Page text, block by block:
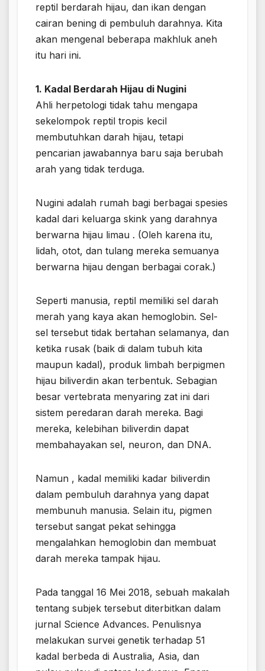
reptil berdarah hijau, dan ikan dengan
cairan bening di pembuluh darahnya. Kita
akan mengenal beberapa makhluk aneh
itu hari ini.
1. Kadal Berdarah Hijau di Nugini
Ahli herpetologi tidak tahu mengapa
sekelompok reptil tropis kecil
membutuhkan darah hijau, tetapi
pencarian jawabannya baru saja berubah
arah yang tidak terduga.
Nugini adalah rumah bagi berbagai spesies
kadal dari keluarga skink yang darahnya
berwarna hijau limau . (Oleh karena itu,
lidah, otot, dan tulang mereka semuanya
berwarna hijau dengan berbagai corak.)
Seperti manusia, reptil memiliki sel darah
merah yang kaya akan hemoglobin. Sel-
sel tersebut tidak bertahan selamanya, dan
ketika rusak (baik di dalam tubuh kita
maupun kadal), produk limbah berpigmen
hijau biliverdin akan terbentuk. Sebagian
besar vertebrata menyaring zat ini dari
sistem peredaran darah mereka. Bagi
mereka, kelebihan biliverdin dapat
membahayakan sel, neuron, dan DNA.
Namun , kadal memiliki kadar biliverdin
dalam pembuluh darahnya yang dapat
membunuh manusia. Selain itu, pigmen
tersebut sangat pekat sehingga
mengalahkan hemoglobin dan membuat
darah mereka tampak hijau.
Pada tanggal 16 Mei 2018, sebuah makalah
tentang subjek tersebut diterbitkan dalam
jurnal Science Advances. Penulisnya
melakukan survei genetik terhadap 51
kadal berbeda di Australia, Asia, dan